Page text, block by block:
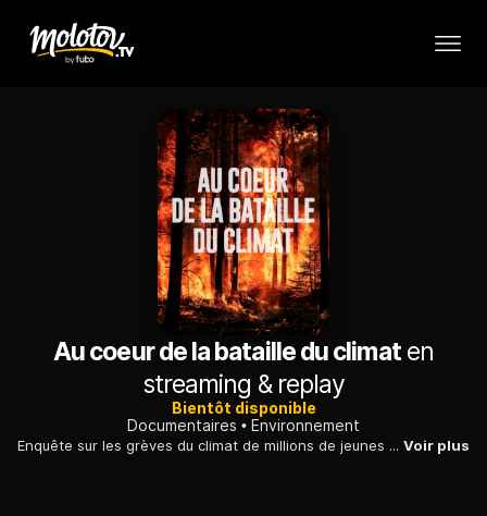
Au coeur de la bataille du climaten
streaming & replay
Bientôt disponible
Documentaires
Environnement
Enquête sur les grèves du climat de millions de jeunes ont cherché à bouleverser l’agenda politique. Voir plus